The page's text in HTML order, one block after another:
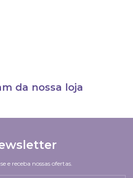
da nossa loja
e receba nossas ofertas.